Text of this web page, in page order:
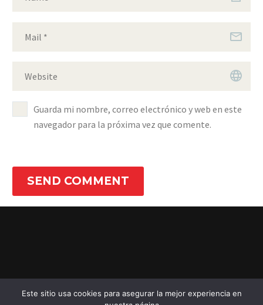
Guarda mi nombre, correo electrónico y web en este
navegador para la próxima vez que comente.
SEND COMMENT
© 2021 Abruzzese
Este sitio usa cookies para asegurar la mejor experiencia en